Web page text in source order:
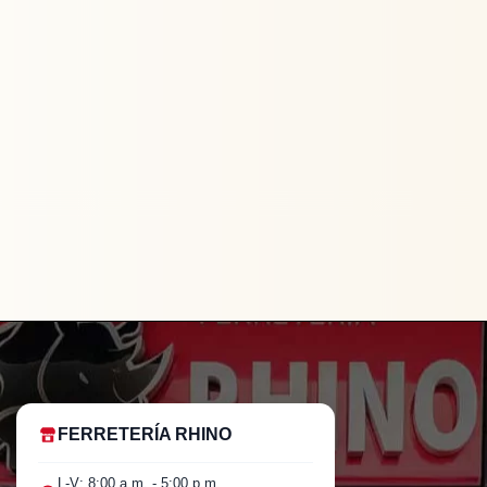
FERRETERÍA RHINO
L-V: 8:00 a.m. - 5:00 p.m.